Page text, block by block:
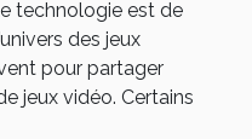
technologie est de
des jeux
pour partager
jeux vidéo. Certains